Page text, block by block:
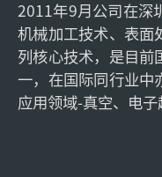
2011年9月公司在深
机械加工技术、表面
列核心技术，是目前
一，在国际同行业中
应用领域-真空、电